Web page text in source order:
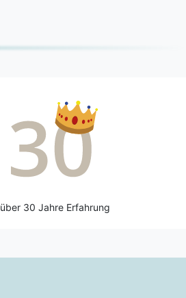
über 30 Jahre Erfahrung